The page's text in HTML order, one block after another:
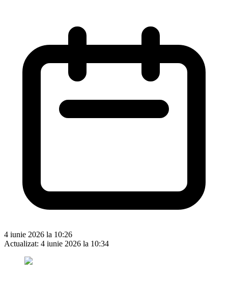
4 iunie 2026 la 10:26
Actualizat: 4 iunie 2026 la 10:34